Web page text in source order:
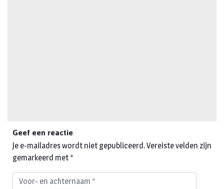
Geef een reactie
Je e-mailadres wordt niet gepubliceerd.Vereiste velden zijn
gemarkeerd met *